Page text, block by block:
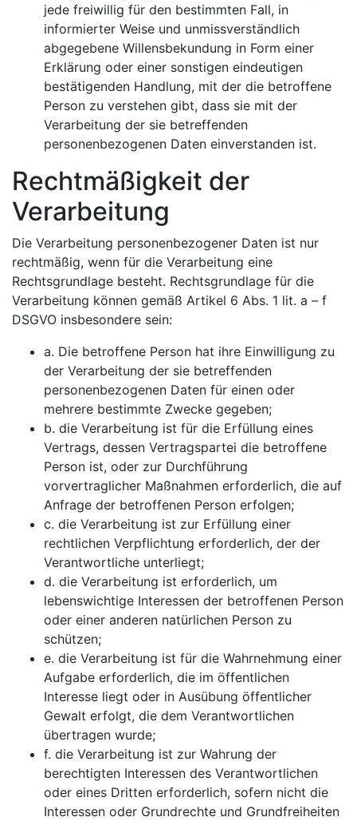
jede freiwillig für den bestimmten Fall, in
informierter Weise und unmissverständlich
abgegebene Willensbekundung in Form einer
Erklärung oder einer sonstigen eindeutigen
bestätigenden Handlung, mit der die betroffene
Person zu verstehen gibt, dass sie mit der
Verarbeitung der sie betreffenden
personenbezogenen Daten einverstanden ist.
Rechtmäßigkeit der
Verarbeitung
Die Verarbeitung personenbezogener Daten ist nur
rechtmäßig, wenn für die Verarbeitung eine
Rechtsgrundlage besteht. Rechtsgrundlage für die
Verarbeitung können gemäß Artikel 6 Abs. 1 lit. a – f
DSGVO insbesondere sein:
a. Die betroffene Person hat ihre Einwilligung zu
der Verarbeitung der sie betreffenden
personenbezogenen Daten für einen oder
mehrere bestimmte Zwecke gegeben;
b. die Verarbeitung ist für die Erfüllung eines
Vertrags, dessen Vertragspartei die betroffene
Person ist, oder zur Durchführung
vorvertraglicher Maßnahmen erforderlich, die auf
Anfrage der betroffenen Person erfolgen;
c. die Verarbeitung ist zur Erfüllung einer
rechtlichen Verpflichtung erforderlich, der der
Verantwortliche unterliegt;
d. die Verarbeitung ist erforderlich, um
lebenswichtige Interessen der betroffenen Person
oder einer anderen natürlichen Person zu
schützen;
e. die Verarbeitung ist für die Wahrnehmung einer
Aufgabe erforderlich, die im öffentlichen
Interesse liegt oder in Ausübung öffentlicher
Gewalt erfolgt, die dem Verantwortlichen
übertragen wurde;
f. die Verarbeitung ist zur Wahrung der
berechtigten Interessen des Verantwortlichen
oder eines Dritten erforderlich, sofern nicht die
Interessen oder Grundrechte und Grundfreiheiten